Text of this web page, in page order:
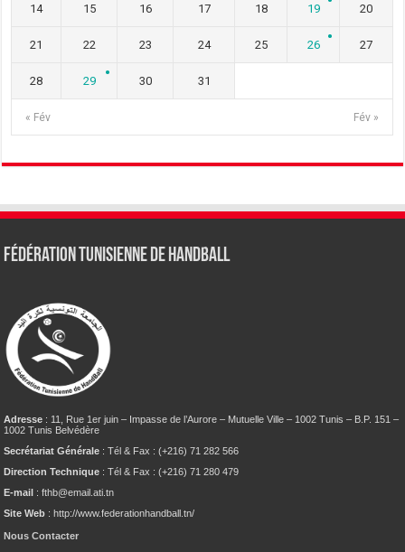
« Fév Fév »
14 15 16 17 18 19 20
21 22 23 24 25 26 27
28 29 30 31
Fédération tunisienne de Handball
Adresse : 11, Rue 1er juin – Impasse de l’Aurore – Mutuelle Ville – 1002 Tunis – B.P. 151 –
1002 Tunis Belvédère
Secrétariat Générale : Tél & Fax : (+216) 71 282 566
Direction Technique : Tél & Fax : (+216) 71 280 479
E-mail : fthb@email.ati.tn
Site Web : http://www.federationhandball.tn/
Nous Contacter